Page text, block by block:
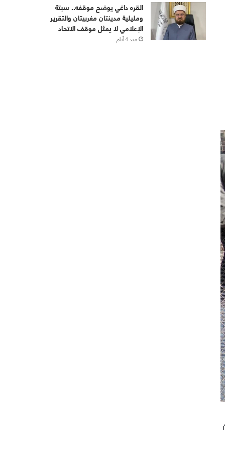
القره داغي يوضح موقفه.. سبتة
ومليلية مدينتان مغربيتان والتقرير
الإعلامي لا يمثل موقف الاتحاد
منذ 4 أيام